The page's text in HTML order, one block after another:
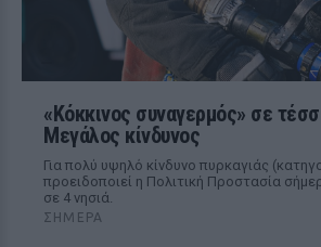
«Κόκκινος συναγερμός» σε
Μεγάλος κίνδυνος
Για πολύ υψηλό κίνδυνο πυρκαγιάς
προειδοποιεί η Πολιτική Προστασία
σε 4 νησιά.
ΣΉΜΕΡΑ